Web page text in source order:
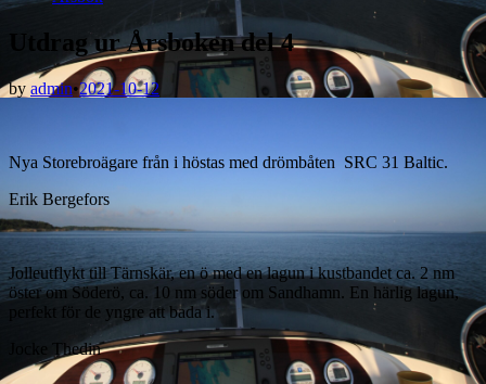
in
Utdrag ur Årsboken del 4
by admin•2021-10-12
Nya Storebroägare från i höstas med drömbåten SRC 31 Baltic.
Erik Bergefors
Jolleutflykt till Tärnskär, en ö med en lagun i kustbandet ca. 2 nm
öster om Söderö, ca. 10 nm söder om Sandhamn. En härlig lagun,
perfekt för de yngre att bada i.
Jocke Thedin